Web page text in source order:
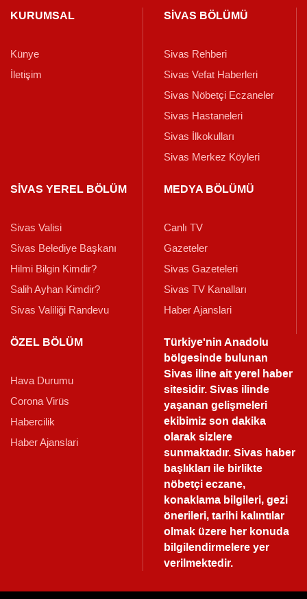
KURUMSAL
Künye
İletişim
SİVAS BÖLÜMÜ
Sivas Rehberi
Sivas Vefat Haberleri
Sivas Nöbetçi Eczaneler
Sivas Hastaneleri
Sivas İlkokulları
Sivas Merkez Köyleri
SİVAS YEREL BÖLÜM
Sivas Valisi
Sivas Belediye Başkanı
Hilmi Bilgin Kimdir?
Salih Ayhan Kimdir?
Sivas Valiliği Randevu
MEDYA BÖLÜMÜ
Canlı TV
Gazeteler
Sivas Gazeteleri
Sivas TV Kanalları
Haber Ajanslari
ÖZEL BÖLÜM
Hava Durumu
Corona Virüs
Habercilik
Haber Ajanslari
Türkiye'nin Anadolu
bölgesinde bulunan
Sivas iline ait yerel haber
sitesidir. Sivas ilinde
yaşanan gelişmeleri
ekibimiz son dakika
olarak sizlere
sunmaktadır.Sivas haber
başlıkları ile birlikte
nöbetçi eczane,
konaklama bilgileri, gezi
önerileri, tarihi kalıntılar
olmak üzere her konuda
bilgilendirmelere yer
verilmektedir.